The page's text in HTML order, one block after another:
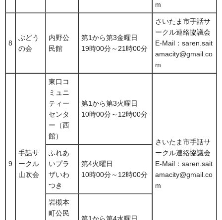
m
8
ぶどう
の会
内野公
民館
第1から第3金曜日
19時00分～21時00分
さいたま市手話サ
ークル連絡協議会
E-Mail：saren.sait
amacity@gmail.co
m
9
手話サ
ークル
山吹会
東口コ
ミュニ
ティー
センタ
ー（西
館）
第1から第3火曜日
10時00分～12時00分
さいたま市手話サ
ークル連絡協議会
E-Mail：saren.sait
amacity@gmail.co
m
ふれあ
いプラ
ザいわ
つき
第4火曜日
10時00分～12時00分
岩槻本
町公民